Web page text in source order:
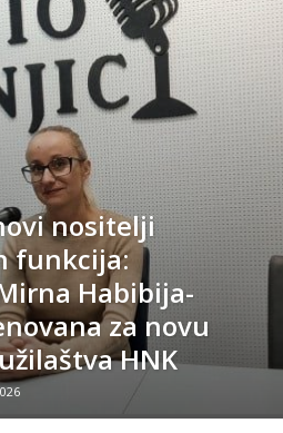
nositelji
funkcija:
Habibija-
za novu
HNK